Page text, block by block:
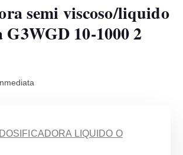
semi viscoso/liquido
G3WGD 10-1000 2
DOSIFICADORA LIQUIDO O